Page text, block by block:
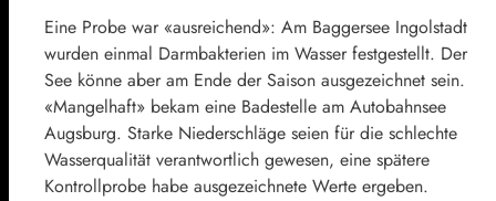
Eine Probe war «ausreichend»: Am Baggersee Ingolstadt
wurden einmal Darmbakterien im Wasser festgestellt. Der
See könne aber am Ende der Saison ausgezeichnet sein.
«Mangelhaft» bekam eine Badestelle am Autobahnsee
Augsburg. Starke Niederschläge seien für die schlechte
Wasserqualität verantwortlich gewesen, eine spätere
Kontrollprobe habe ausgezeichnete Werte ergeben.